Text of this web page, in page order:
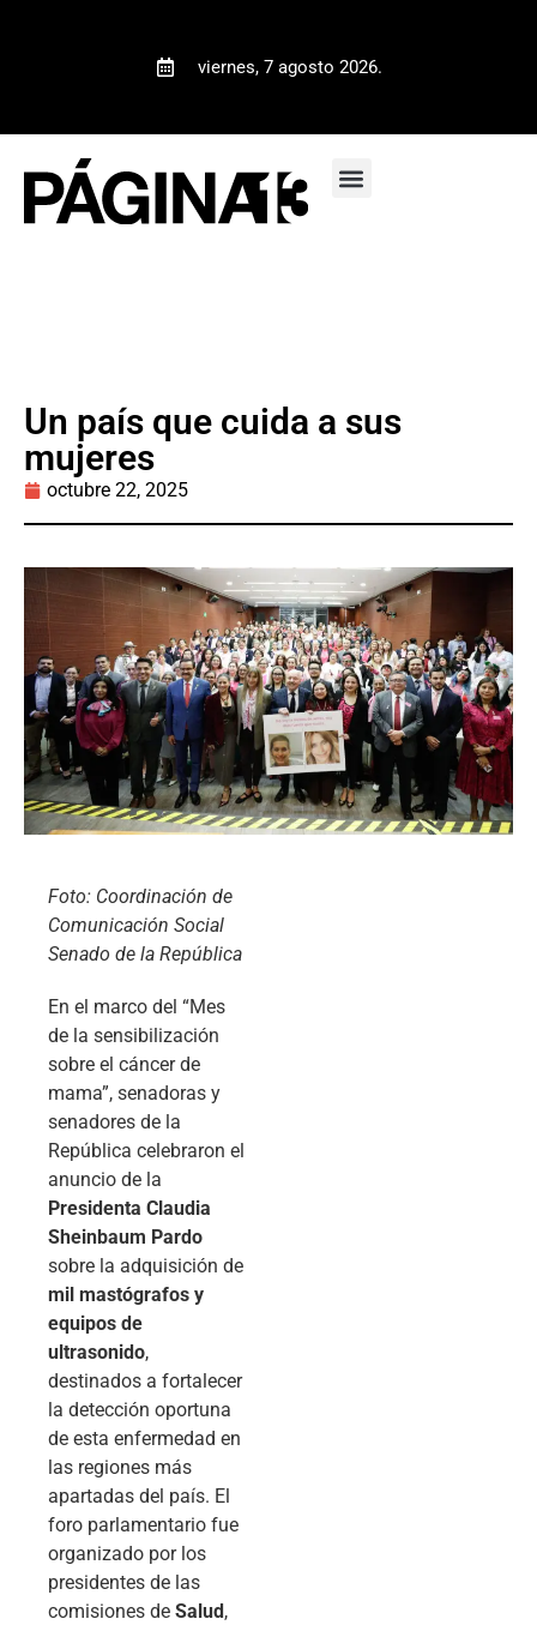
viernes, 7 agosto 2026.
Un país que cuida a sus
mujeres
octubre 22, 2025
Foto: Coordinación de
Comunicación Social
Senado de la República
En el marco del “Mes
de la sensibilización
sobre el cáncer de
mama”, senadoras y
senadores de la
República celebraron el
anuncio de la
Presidenta Claudia
Sheinbaum Pardo
sobre la adquisición de
mil mastógrafos y
equipos de
ultrasonido,
destinados a fortalecer
la detección oportuna
de esta enfermedad en
las regiones más
apartadas del país. El
foro parlamentario fue
organizado por los
presidentes de las
comisiones de Salud ,